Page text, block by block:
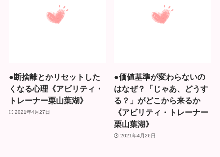
●断捨離とかリセットした
くなる心理《アビリティ・
トレーナー栗山葉湖》
2021年4月27日
●価値基準が変わらないの
はなぜ？「じゃあ、どうす
る？」がどこから来るか
《アビリティ・トレーナー
栗山葉湖》
2021年4月26日